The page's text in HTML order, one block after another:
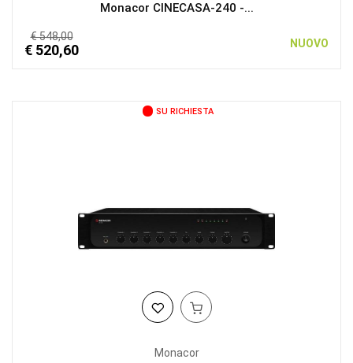
Monacor CINECASA-240 -...
€ 548,00
€ 520,60 NUOVO
SU RICHIESTA
Monacor